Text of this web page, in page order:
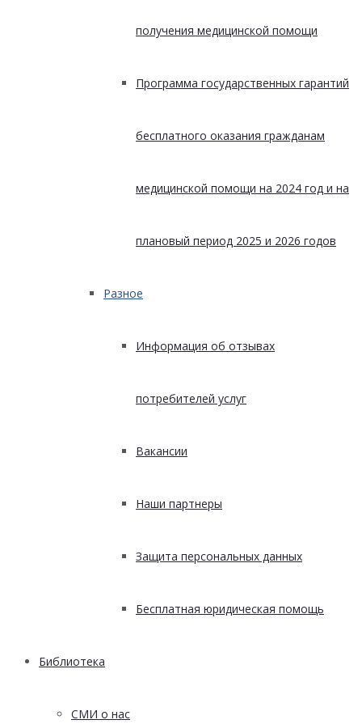
получения медицинской помощи
Программа государственных гарантий
бесплатного оказания гражданам
медицинской помощи на 2024 год и на
плановый период 2025 и 2026 годов
Разное
Информация об отзывах
потребителей услуг
Вакансии
Наши партнеры
Защита персональных данных
Бесплатная юридическая помощь
Библиотека
СМИ о нас